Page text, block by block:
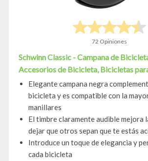
72 Opiniones
Schwinn Classic - Campana de
Accesorios de Bicicleta, Bicicletas
Elegante campana negra
bicicleta y es compatible con la
manillares
El timbre claramente audible mejora
dejar que otros sepan que te estás
Introduce un toque de elegancia y
cada bicicleta